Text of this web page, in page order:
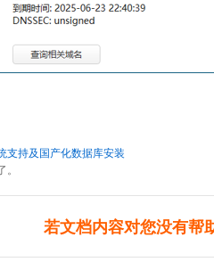
支持及国产化数据库安装
若文档内容对您没有帮